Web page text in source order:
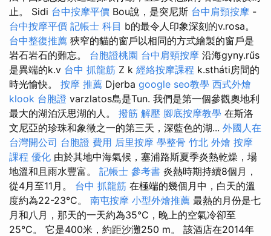
止。 Sidi 台中按摩平價 Bou說，是突尼斯 台中肩頸按摩 -
台中按摩平價 記帳士 科目 b的最令人印象深刻的v.rosa。
台中整復推薦 狹窄的貓的窗戶以相同的方式繪製的窗戶是
岩石岩石的難忘。 台胞證桃園 台中肩頸按摩 沿海gyny.rűs
是異端的k.v 台中 抓龍筋 Z k 經絡按摩課程 k.stháti房間的
時光愉快。 按摩 推薦 Djerba google seo教學 西式外燴
klook 台胞證 varzlatos島是Tun. 我們是第一個參觀奧地利
最大的湖泊沃思湖的人。 撥筋 解壓 腳底按摩教學 在斯洛
文尼亞的珍珠和象徵之一的第三天，深藍色的湖... 外國人在
台灣開公司 台胞證 費用 后里按摩 學整骨 竹北 外燴 按摩
課程 優化 由於其地中海氣候，塞浦路斯夏季炎熱乾燥，場
地溫和且雨水豐富。 記帳士 參考書 炎熱時期持續8個月，
從4月至11月。 台中 抓龍筋 在極端的幾個月中，白天的溫
度約為22-23°C。 南屯按摩 小型外燴推薦 最熱的月份是七
月和八月，那天的一天約為35°C，晚上的空氣冷卻至
25°C。 它是400米，約距沙灘250 m。 該酒店在2014年